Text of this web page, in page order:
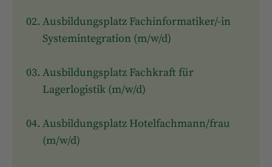
Ausbildungsplatz Fachinformatiker/-in
Systemintegration (m/w/d)
Ausbildungsplatz Fachkraft für
Lagerlogistik (m/w/d)
Ausbildungsplatz Hotelfachmann/frau
(m/w/d)